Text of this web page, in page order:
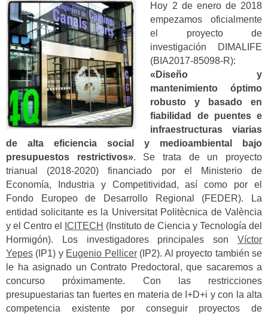
Hoy 2 de enero de 2018
empezamos oficialmente
el proyecto de
investigación DIMALIFE
(BIA2017-85098-R):
«Diseño y
mantenimiento óptimo
robusto y basado en
fiabilidad de puentes e
infraestructuras viarias
de alta eficiencia social y medioambiental bajo
presupuestos restrictivos». Se trata de un proyecto
trianual (2018-2020) financiado por el Ministerio de
Economía, Industria y Competitividad, así como por el
Fondo Europeo de Desarrollo Regional (FEDER). La
entidad solicitante es la Universitat Politècnica de València
y el Centro el
ICITECH (Instituto de Ciencia y Tecnología del
Hormigón). Los investigadores principales son Víctor
Yepes (IP1) y Eugenio Pellicer(IP2). Al proyecto también se
le ha asignado un Contrato Predoctoral, que sacaremos a
concurso próximamente. Con las restricciones
presupuestarias tan fuertes en materia de I+D+i y con la alta
competencia existente por conseguir proyectos de